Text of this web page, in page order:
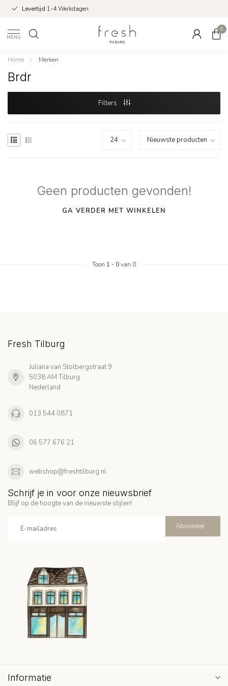
Levertijd 1-4 Werkdagen
MENU
0
Home / Merken
Brdr
Filters
Geen producten gevonden!
GA VERDER MET WINKELEN
Toon 1 - 0van 0
Fresh Tilburg
Juliana van Stolbergstraat 9
5038 AM Tilburg
Nederland
013 544 0871
06 577 676 21
webshop@freshtilburg.nl
Schrijf je in voor onze nieuwsbrief
Blijf op de hoogte van de nieuwste stijlen!
Abonneer
Informatie